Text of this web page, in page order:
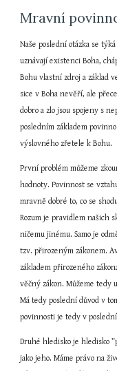
Mravní
Naše poslední otázka se
uznávají existenci Boha,
Bohu vlastní zdroj a základ
sice v Boha nevěří, ale
dobro a zlo jsou spojeny s
posledním základem
výslovného zřetele k Bohu.
První problém můžeme
hodnoty. Povinnost se
mravně dobré to, co se
Rozum je pravidlem našich
ničemu jinému. Samo je
tzv. přirozeným zákonem.
základem přirozeného
věčný zákon. Můžeme tedy
Má tedy poslední důvod v
povinnosti je tedy v
Druhé hledisko je hledisko
jako jeho. Máme právo na